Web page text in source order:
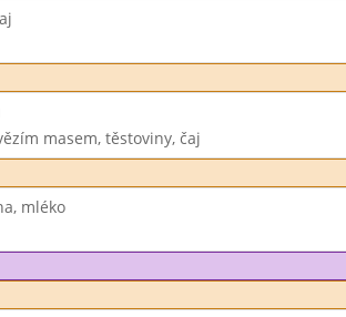
masem, těstoviny, čaj
mléko